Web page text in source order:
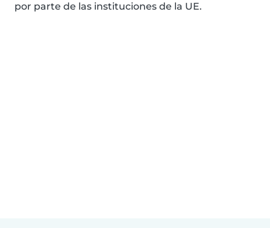
por parte de las instituciones de la UE.